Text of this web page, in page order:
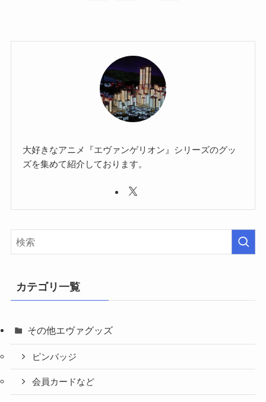
大好きなアニメ『エヴァンゲリオン』シリーズのグッ
ズを集めて紹介しております。
カテゴリ一覧
その他エヴァグッズ
ピンバッジ
会員カードなど